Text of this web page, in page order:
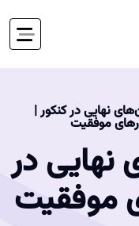
نهایی در کنکور |
موفقیت
نهایی در
موفقیت